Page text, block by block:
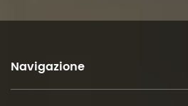
Navigazione